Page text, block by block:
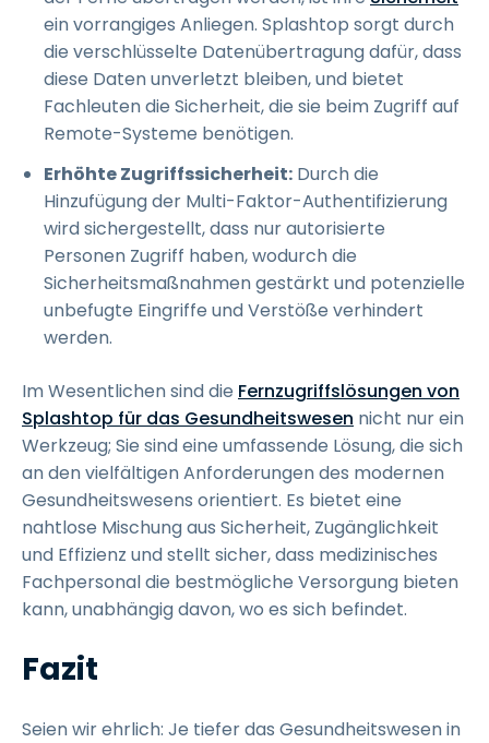
ein vorrangiges Anliegen. Splashtop sorgt durch
die verschlüsselte Datenübertragung dafür, dass
diese Daten unverletzt bleiben, und bietet
Fachleuten die Sicherheit, die sie beim Zugriff auf
Remote-Systeme benötigen.
Erhöhte Zugriffssicherheit: Durch die
Hinzufügung der Multi-Faktor-Authentifizierung
wird sichergestellt, dass nur autorisierte
Personen Zugriff haben, wodurch die
Sicherheitsmaßnahmen gestärkt und potenzielle
unbefugte Eingriffe und Verstöße verhindert
werden.
Im Wesentlichen sind die Fernzugriffslösungen von
Splashtop für das Gesundheitswesen nicht nur ein
Werkzeug; Sie sind eine umfassende Lösung, die sich
an den vielfältigen Anforderungen des modernen
Gesundheitswesens orientiert. Es bietet eine
nahtlose Mischung aus Sicherheit, Zugänglichkeit
und Effizienz und stellt sicher, dass medizinisches
Fachpersonal die bestmögliche Versorgung bieten
kann, unabhängig davon, wo es sich befindet.
Fazit
Seien wir ehrlich: Je tiefer das Gesundheitswesen in